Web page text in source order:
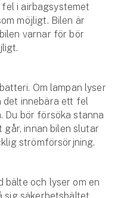
i airbagsystemet
möjligt. Bilen är
varnar för bör
Om lampan lyser
det innebära ett fel
Du bör försöka stanna
innan bilen slutar
strömförsörjning.
bälte och lyser om en
sig säkerhetsbältet.